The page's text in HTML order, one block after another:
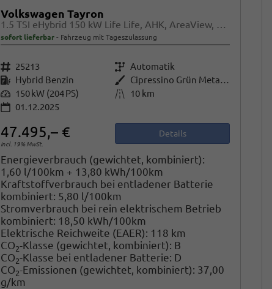
Volkswagen Tayron
1.5 TSI eHybrid 150 kW Life Life, AHK, AreaView, Side, Navi, Winter, 5-J. Garantie
sofort lieferbar Fahrzeug mit Tageszulassung
Fahrzeugnr. 25213 GetriebeAutomatik
Kraftstoff Hybrid Benzin Außenfarbe
Cipressino Grün Metallic
Leistung 150 kW (204 PS) Kilometerstand
10 km
01.12.2025
47.495,– €
incl. 19% MwSt.
Details
Energieverbrauch (gewichtet, kombiniert):
1,60 l/100km + 13,80 kWh/100km
Kraftstoffverbrauch bei entladener Batterie
kombiniert: 5,80 l/100km
Stromverbrauch bei rein elektrischem Betrieb
kombiniert: 18,50 kWh/100km
Elektrische Reichweite (EAER): 118 km
CO2-Klasse (gewichtet, kombiniert): B
CO2-Klasse bei entladener Batterie: D
CO2-Emissionen (gewichtet, kombiniert): 37,00
g/km